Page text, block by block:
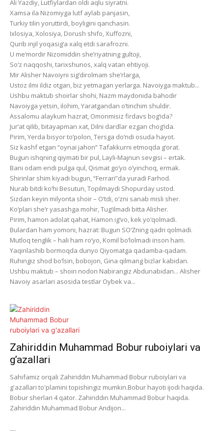
Ali Yazdiy, Lutfiylardan oldi aqlu siyratni.
Xamsa ila Nizomiyga lutf aylab panjasin,
Turkiy tilin yoruttirdi, boyligini qanchasin.
Ixlosiya, Xolosiya, Dorush shifo, Xuffozni,
Qurib injil yoqasig‘a xalq etdi sarafrozni.
U me’mordir Nizomiddin she’riyatning gultoji,
So‘z naqqoshi, tarixshunos, xalq vatan ehtiyoji.
Mir Alisher Navoiyni sig‘dirolmam she’rlarga,
Ustoz ilmi ildiz otgan, biz yetmagan yerlarga. Navoiyga maktub...
Ushbu maktub shoirlar shohi, Nazm maydonida bahodir
Navoiyga yetsin, ilohim, Yaratgandan o‘tinchim shuldir.
Assalomu alaykum hazrat, Omonmisiz firdavs bog‘ida?
Jur’at qilib, bitayapman xat, Dilni dardlar ezgan chog‘ida.
Pirim, Yerda bisyor to‘polon, Tersga do‘ndi osuda hayot.
Siz kashf etgan “oynai jahon” Tafakkurni etmoqda g‘orat.
Bugun ishqning qiymati bir pul, Layli-Majnun sevgisi – ertak.
Bani odam endi pulga qul, Qismat go‘yo o‘yinchoq, ermak.
Shirinlar shim kiyadi bugun, “Ferrari”da yuradi Farhod.
Nurab bitdi ko‘hi Besutun, Topilmaydi Shopurday ustod.
Sizdan keyin milyonta shoir – O‘tdi, o‘zni sanab misli sher.
Ko‘plari she’r yasashga mohir, Tug‘ilmadi bitta Alisher.
Pirim, hamon adolat qahat, Hamon ig‘vo, kek yo‘qolmadi.
Bulardan ham yomoni, hazrat: Bugun SO‘Zning qadri qolmadi.
Mutloq tenglik – hali ham ro‘yo, Komil bo‘lolmadi inson ham.
Yaqinlashib bormoqda dunyo Qiyomatga qadamba-qadam.
Ruhingiz shod bo‘lsin, bobojon, Gina qilmang bizlar kabidan.
Ushbu maktub – shoiri nodon Nabirangiz Abdunabidan... Alisher
Navoiy asarlari asosida testlar Oybek va...
Zahiriddin Muhammad Bobur ruboiylari va
g’azallari
Sahifamiz orqali Zahiriddin Muhammad Bobur ruboiylari va
g'azallari to'plamini topishingiz mumkin.Bobur hayoti ijodi haqida.
Bobur sherlari 4 qator. Zahiriddin Muhammad Bobur haqida.
Zahiriddin Muhammad Bobur Andijon...